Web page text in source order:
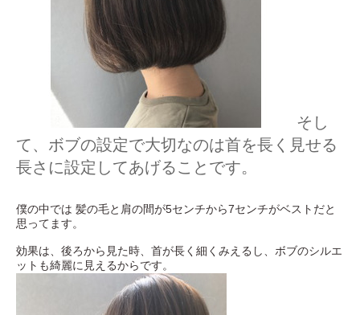
そし
て、ボブの設定で大切なのは首を長く見せる
長さに設定してあげることです。
僕の中では 髪の毛と肩の間が5センチから7センチがベストだと
思ってます。
効果は、後ろから見た時、首が長く細くみえるし、ボブのシルエ
ットも綺麗に見えるからです。